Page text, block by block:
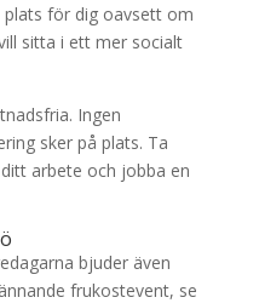
för dig oavsett om
sitta i ett mer socialt
Ingen
sker på plats. Ta
arbete och jobba en
bjuder även
frukostevent, se